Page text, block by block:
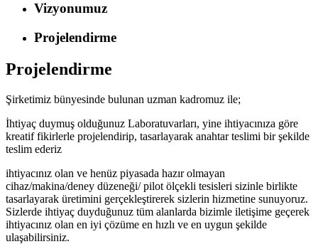
Vizyonumuz
Projelendirme
Projelendirme
Şirketimiz bünyesinde bulunan uzman kadromuz ile;
İhtiyaç duymuş olduğunuz Laboratuvarları, yine ihtiyacınıza göre
kreatif fikirlerle projelendirip, tasarlayarak anahtar teslimi bir şekilde
teslim ederiz
ihtiyacınız olan ve henüz piyasada hazır olmayan
cihaz/makina/deney düzeneği/ pilot ölçekli tesisleri sizinle birlikte
tasarlayarak üretimini gerçekleştirerek sizlerin hizmetine sunuyoruz.
Sizlerde ihtiyaç duyduğunuz tüm alanlarda bizimle iletişime geçerek
ihtiyacınız olan en iyi çözüme en hızlı ve en uygun şekilde
ulaşabilirsiniz.